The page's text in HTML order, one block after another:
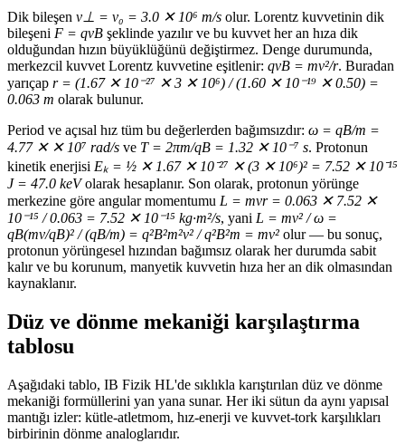
Dik bileşen v⊥ = v₀ = 3.0 ✕ 10⁶ m/s olur. Lorentz kuvvetinin dik
bileşeni F = qvB şeklinde yazılır ve bu kuvvet her an hıza dik
olduğundan hızın büyüklüğünü değiştirmez. Denge durumunda,
merkezcil kuvvet Lorentz kuvvetine eşitlenir: qvB = mv²/r. Buradan
yarıçap r = (1.67 ✕ 10⁻²⁷ ✕ 3 ✕ 10⁶) / (1.60 ✕ 10⁻¹⁹ ✕ 0.50) =
0.063 m olarak bulunur.
Period ve açısal hız tüm bu değerlerden bağımsızdır: ω = qB/m =
4.77 ✕ ✕ 10⁷ rad/s ve T = 2πm/qB = 1.32 ✕ 10⁻⁷ s. Protonun
kinetik enerjisi Eₖ = ½ ✕ 1.67 ✕ 10⁻²⁷ ✕ (3 ✕ 10⁶)² = 7.52 ✕ 10⁻¹⁵
J = 47.0 keVolarak hesaplanır. Son olarak, protonun yörünge
merkezine göre angular momentumu L = mvr = 0.063 ✕ 7.52 ✕
10⁻¹⁵ / 0.063 = 7.52 ✕ 10⁻¹⁵ kg·m²/s, yani L = mv² / ω =
qB(mv/qB)² / (qB/m) = q²B²m²v² / q²B²m = mv² olur — bu sonuç,
protonun yörüngesel hızından bağımsız olarak her durumda sabit
kalır ve bu korunum, manyetik kuvvetin hıza her an dik olmasından
kaynaklanır.
Düz ve dönme mekaniği karşılaştırma
tablosu
Aşağıdaki tablo, IB Fizik HL'de sıklıkla karıştırılan düz ve dönme
mekaniği formüllerini yan yana sunar. Her iki sütun da aynı yapısal
mantığı izler: kütle-atletmom, hız-enerji ve kuvvet-tork karşılıkları
birbirinin dönme analoglarıdır.